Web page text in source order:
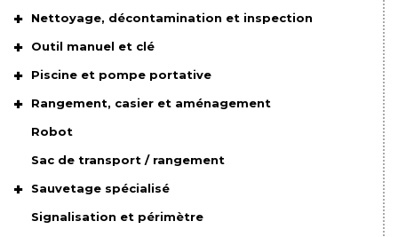
Nettoyage, décontamination et inspection
Outil manuel et clé
Piscine et pompe portative
Rangement, casier et aménagement
Robot
Sac de transport / rangement
Sauvetage spécialisé
Signalisation et périmètre